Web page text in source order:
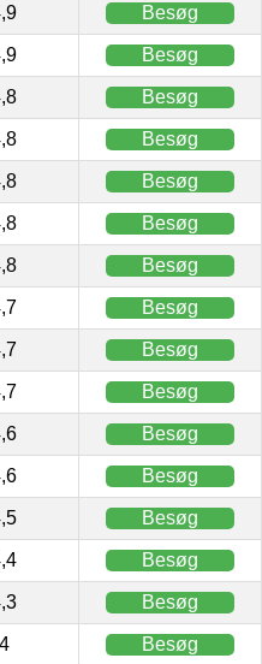
Besøg
Besøg
Besøg
Besøg
Besøg
Besøg
Besøg
Besøg
Besøg
Besøg
Besøg
Besøg
Besøg
Besøg
Besøg
4 Besøg